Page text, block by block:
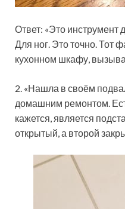
Ответ: «Это инструмент
Для ног. Это точно. Тот
кухонном шкафу,
2. «Нашла в своём
домашним ремонтом.
кажется, является
открытый, а второй